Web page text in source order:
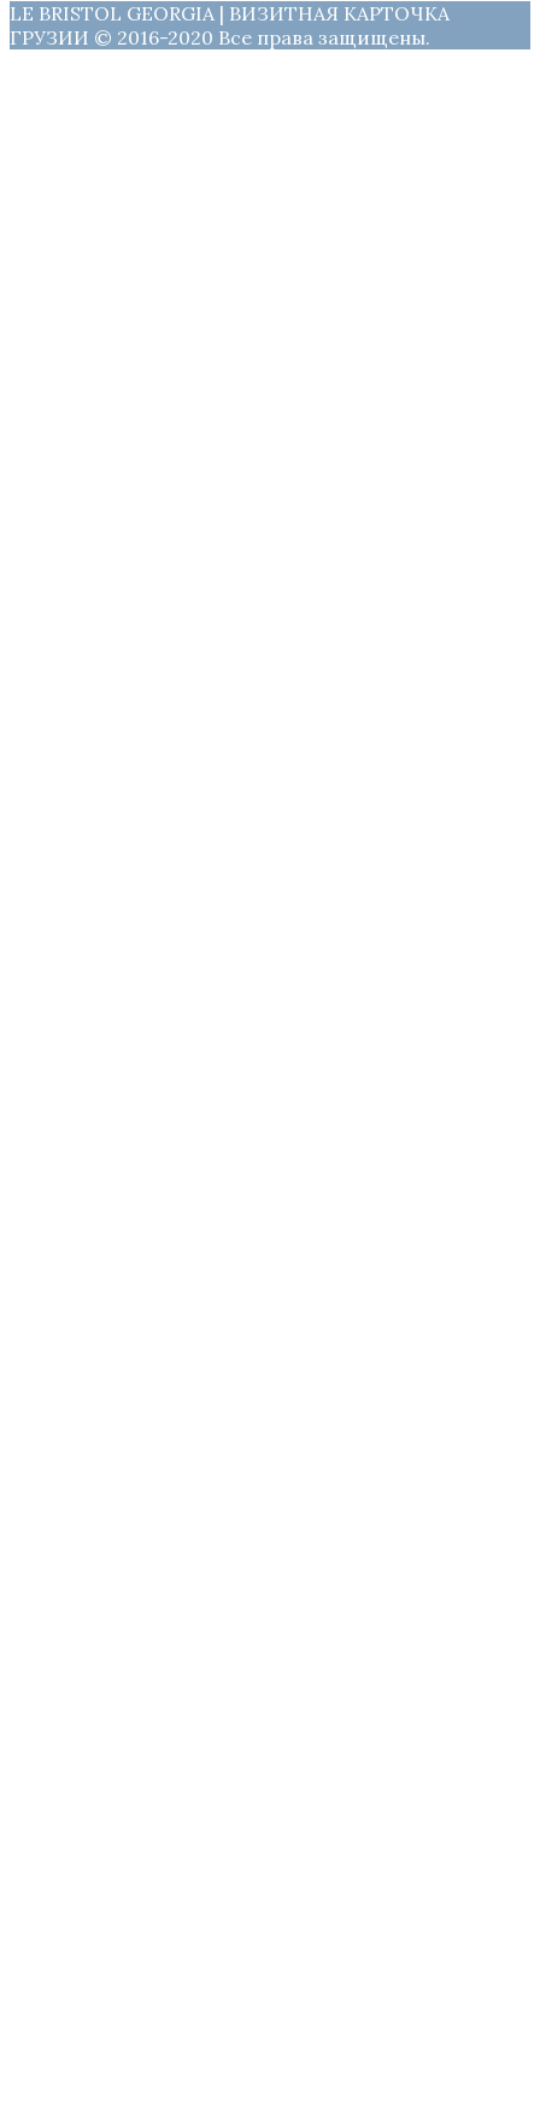
LE BRISTOL GEORGIA | ВИЗИТНАЯ КАРТОЧКА
ГРУЗИИ © 2016-2020 Все права защищены.